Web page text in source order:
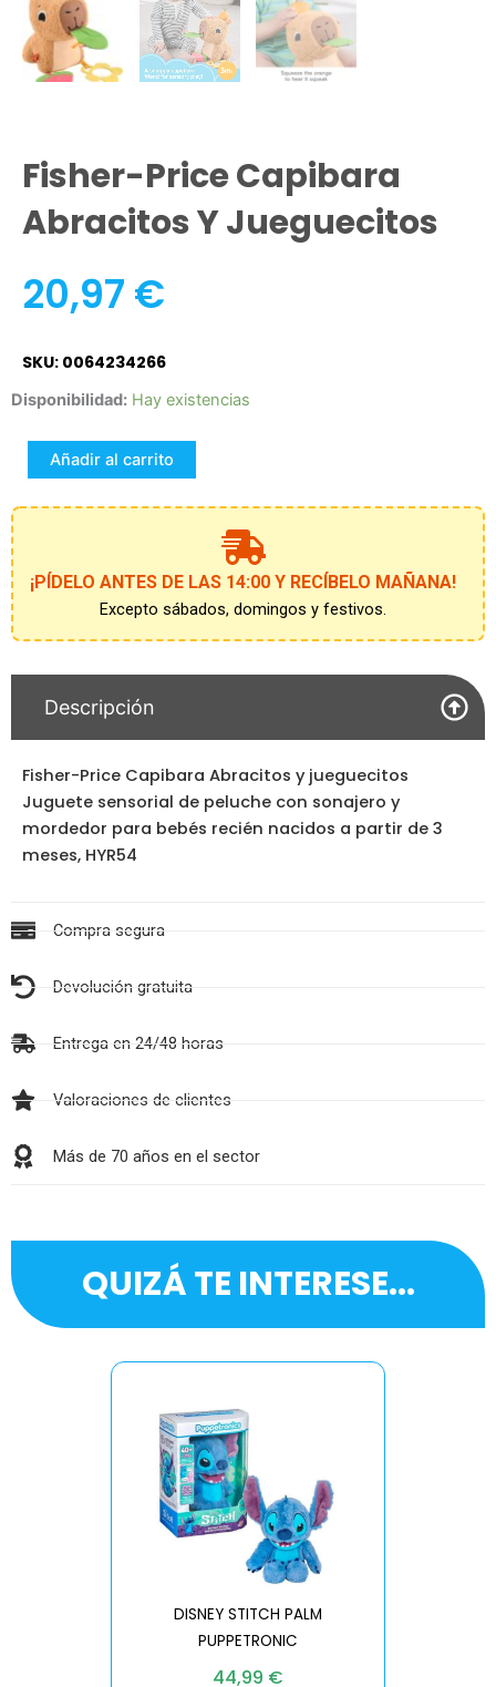
Fisher-Price Capibara
Abracitos Y Jueguecitos
20,97 €
SKU: 0064234266
Disponibilidad: Hay existencias
Fisher-
Capibara
Abracitos
jueguecitos
cantidad
Añadir al carrito
¡PÍDELO ANTES DE LAS 14:00 Y RECÍBELO MAÑANA!
Excepto sábados, domingos y festivos.
Descripción
Fisher-Price Capibara Abracitos y jueguecitos
Juguete sensorial de peluche con sonajero y
mordedor para bebés recién nacidos a partir de 3
meses, HYR54
Compra segura
Devolución gratuita
Entrega en 24/48 horas
Valoraciones de clientes
Más de 70 años en el sector
QUIZÁ TE INTERESE...
DISNEY STITCH PALM
PUPPETRONIC
44,99 €